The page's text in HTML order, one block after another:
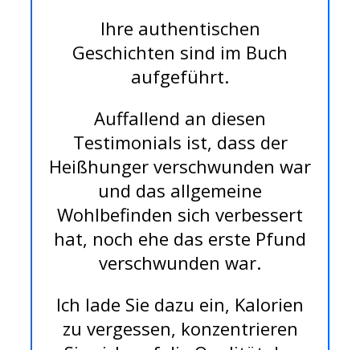
Ihre authentischen
Geschichten sind im Buch
aufgeführt.
Auffallend an diesen
Testimonials ist, dass der
Heißhunger verschwunden war
und das allgemeine
Wohlbefinden sich verbessert
hat, noch ehe das erste Pfund
verschwunden war.
Ich lade Sie dazu ein, Kalorien
zu vergessen, konzentrieren